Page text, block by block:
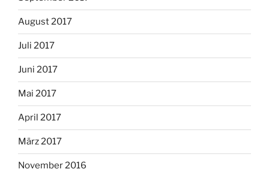
August 2017
Juli 2017
Juni 2017
Mai 2017
April 2017
März 2017
November 2016